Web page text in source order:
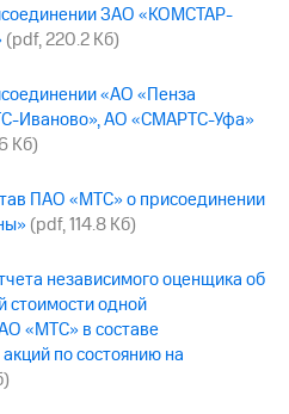
ЗАО «КОМСТАР-
(pdf, 220.2 Кб)
«АО «Пенза
Иваново», АО «СМАРТС-Уфа»
Кб)
ПАО «МТС» о присоединении
(pdf, 114.8 Кб)
независимого оценщика об
стоимости одной
«МТС» в составе
по состоянию на